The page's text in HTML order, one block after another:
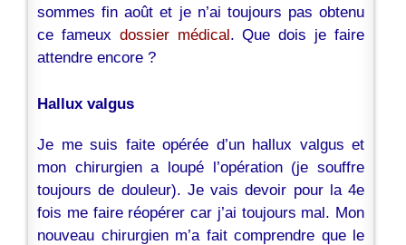
sommes fin août et je n’ai toujours pas obtenu
ce fameux dossier médical. Que dois je faire
attendre encore ?
Hallux valgus
Je me suis faite opérée d’un hallux valgus et
mon chirurgien a loupé l’opération (je souffre
toujours de douleur). Je vais devoir pour la 4e
fois me faire réopérer car j’ai toujours mal. Mon
nouveau chirurgien m’a fait comprendre que le